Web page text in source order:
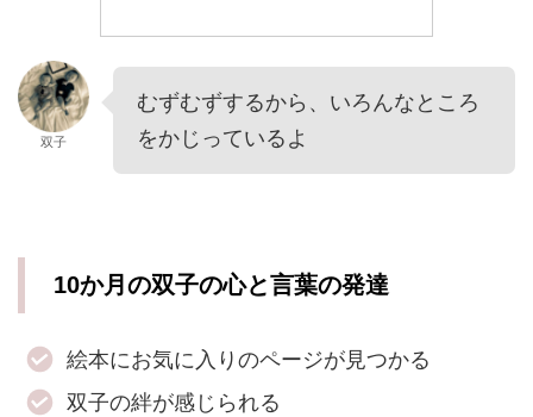
双子
むずむずするから、いろんなところ
をかじっているよ
10か月の双子の心と言葉の発達
絵本にお気に入りのページが見つかる
双子の絆が感じられる